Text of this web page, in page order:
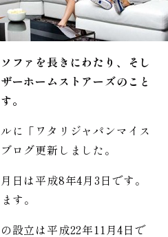
ファを長きにわたり、そし
ーホームストアーズのこと
。
に「ワタリジャパンマイス
ログ更新しました。
日は平成8年4月3日です。
す。
設立は平成22年11月4日で